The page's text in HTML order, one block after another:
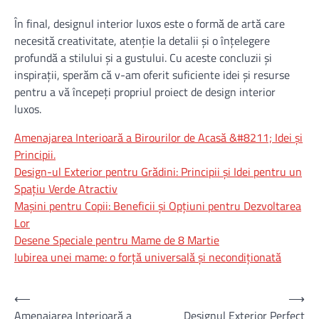
În final, designul interior luxos este o formă de artă care
necesită creativitate, atenție la detalii și o înțelegere
profundă a stilului și a gustului. Cu aceste concluzii și
inspirații, sperăm că v-am oferit suficiente idei și resurse
pentru a vă începeți propriul proiect de design interior
luxos.
Amenajarea Interioară a Birourilor de Acasă &#8211; Idei și
Principii.
Design-ul Exterior pentru Grădini: Principii și Idei pentru un
Spațiu Verde Atractiv
Mașini pentru Copii: Beneficii și Opțiuni pentru Dezvoltarea
Lor
Desene Speciale pentru Mame de 8 Martie
Iubirea unei mame: o forță universală și necondiționată
Navigare
⟵
Amenajarea Interioară a
Designul Exterior Perfect
⟶